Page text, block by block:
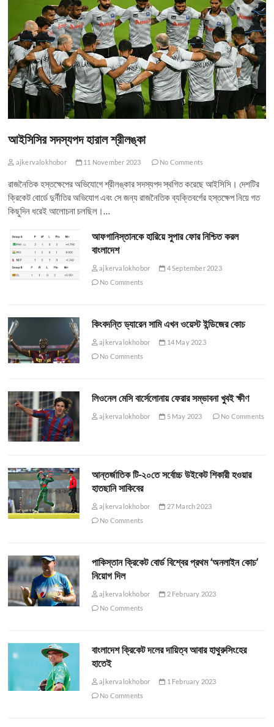
আইসিসির সদস্যপদ হারাল শ্রীলঙ্কা
ajkervalokhobor 11 November 2023 No Comments
রাজনৈতিক হস্তক্ষেপের অভিযোগে শ্রীলঙ্কার সদস্যপদ স্থগিত করেছে আইসিসি। দেশটির
ক্রিকেট বোর্ডে দুর্নীতির অভিযোগ এবং সে জন্য রাজনৈতিক ব্যক্তিবর্গের হস্তক্ষেপ নিয়ে গত
কিছুদিন ধরেই আলোচনা চলছিল।…
আফগানিস্তানকে হারিয়ে সুপার ফোর নিশ্চিত করল
বাংলাদেশ
ajkervalokhobor
4 September 2023
No Comments
কিংবদন্তি ড্যারেন সামি এখন ওয়েস্ট ইন্ডিজের কোচ
ajkervalokhobor
14 May 2023
No Comments
লিওনেল মেসি বার্সেলোনায় ফেরার সম্ভাবনা খুবই ক্ষীণ
ajkervalokhobor 5 May 2023 No Comments
আন্তর্জাতিক টি-২০তে সর্বোচ্চ উইকেট শিকারী হওয়ার
হাতছানি সাকিবের
ajkervalokhobor
27 March 2023
No Comments
পাকিস্তান ক্রিকেট বোর্ড বিশ্বের প্রথম ‘অনলাইন কোচ’
নিয়োগ দিল
ajkervalokhobor
2 February 2023
No Comments
বাংলাদেশ ক্রিকেট দলের দায়িত্ব আবার হাথুরুসিংহের
হাতেই
ajkervalokhobor
1 February 2023
No Comments